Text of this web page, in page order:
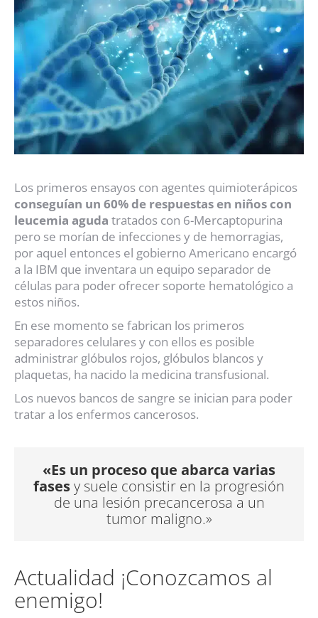
Los primeros ensayos con agentes quimioterápicos
conseguían un 60% de respuestas en niños con
leucemia aguda tratados con 6-Mercaptopurina
pero se morían de infecciones y de hemorragias,
por aquel entonces el gobierno Americano encargó
a la IBM que inventara un equipo separador de
células para poder ofrecer soporte hematológico a
estos niños.
En ese momento se fabrican los primeros
separadores celulares y con ellos es posible
administrar glóbulos rojos, glóbulos blancos y
plaquetas, ha nacido la medicina transfusional.
Los nuevos bancos de sangre se inician para poder
tratar a los enfermos cancerosos.
«Es un proceso que abarca varias
fasesy suele consistir en la progresión
de una lesión precancerosa a un
tumor maligno.»
Actualidad ¡Conozcamos al
enemigo!